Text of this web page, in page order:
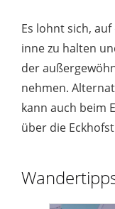
Es lohnt sich,
inne zu halten
der
nehmen.
kann auch beim
über die